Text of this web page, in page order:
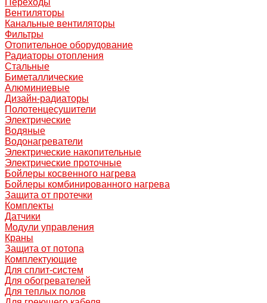
Переходы
Вентиляторы
Канальные вентиляторы
Фильтры
Отопительное оборудование
Радиаторы отопления
Стальные
Биметаллические
Алюминиевые
Дизайн-радиаторы
Полотенцесушители
Электрические
Водяные
Водонагреватели
Электрические накопительные
Электрические проточные
Бойлеры косвенного нагрева
Бойлеры комбинированного нагрева
Защита от протечки
Комплекты
Датчики
Модули управления
Краны
Защита от потопа
Комплектующие
Для сплит-систем
Для обогревателей
Для теплых полов